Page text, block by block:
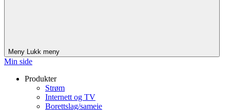
Meny Lukk meny
Min side
Produkter
Strøm
Internett og TV
Borettslag/sameie